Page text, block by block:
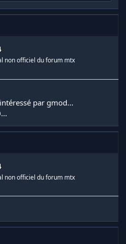
non officiel du forum mtx
par gmod...
non officiel du forum mtx